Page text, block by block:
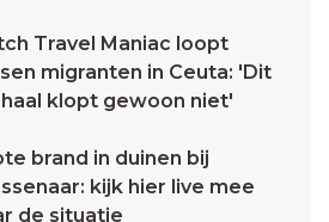
Travel Maniac loopt
migranten in Ceuta: 'Dit
klopt gewoon niet'
brand in duinen bij
kijk hier live mee
de situatie